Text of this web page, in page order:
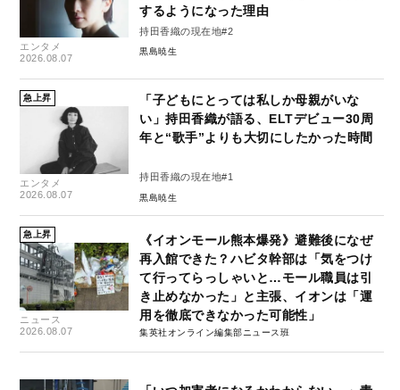
エンタメ
2026.08.07
するようになった理由
持田香織の現在地#2
黒島暁生
急上昇
エンタメ
2026.08.07
「子どもにとっては私しか母親がいな
い」持田香織が語る、ELTデビュー30周
年と“歌手”よりも大切にしたかった時間
持田香織の現在地#1
黒島暁生
急上昇
ニュース
2026.08.07
《イオンモール熊本爆発》避難後になぜ
再入館できた？ハビタ幹部は「気をつけ
て行ってらっしゃいと…モール職員は引
き止めなかった」と主張、イオンは「運
用を徹底できなかった可能性」
集英社オンライン編集部ニュース班